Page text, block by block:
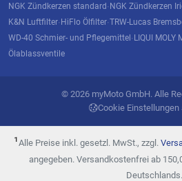
NGK Zündkerzen standard· NGK Zündkerzen
K&N Luftfilter· HiFlo Ölfilter·TRW-Lucas
WD-40 Schmier- und Pflegemittel· LIQUI MOLY
Ölablassventile
© 2026 myMoto GmbH. Alle
Cookie
¹Alle Preise inkl. gesetzl. MwSt., zzgl.
angegeben. Versandkostenfrei ab
Deutschlands.